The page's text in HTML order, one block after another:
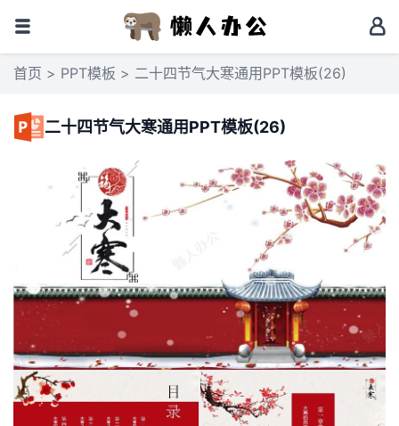
首页 > PPT模板 > 二十四节气大寒通用PPT模板(26)
二十四节气大寒通用PPT模板(26)